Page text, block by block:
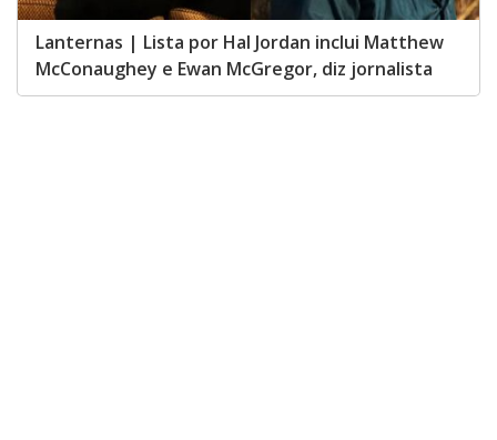
Lanternas | Lista por Hal Jordan inclui Matthew
McConaughey e Ewan McGregor, diz jornalista